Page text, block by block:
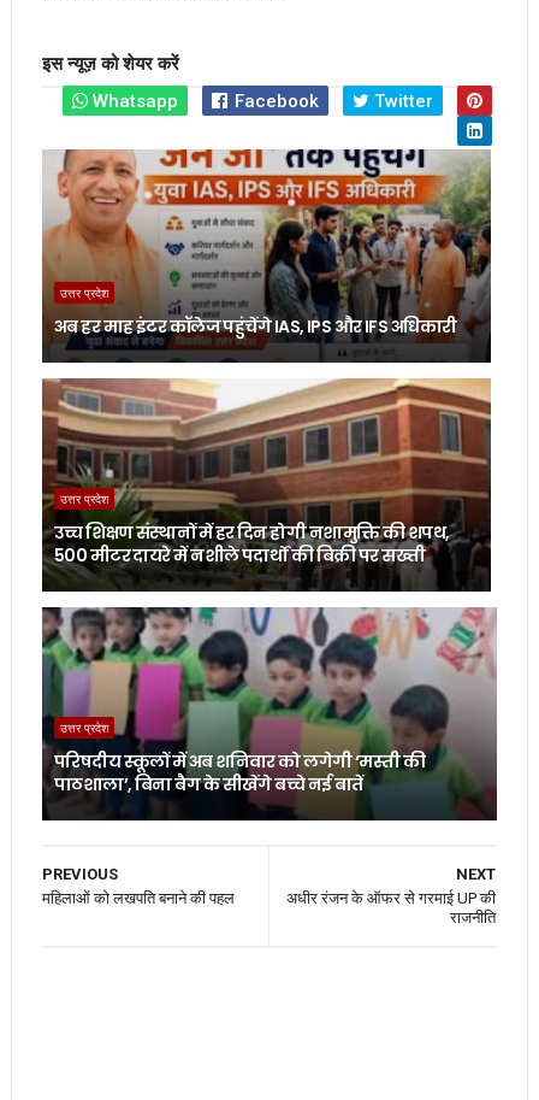
इस न्यूज़ को शेयर करें
Whatsapp
Facebook Twitter
उत्तर प्रदेश
अब हर माह इंटर कॉलेज पहुंचेंगे IAS, IPS और IFS अधिकारी
उत्तर प्रदेश
उच्च शिक्षण संस्थानों में हर दिन होगी नशामुक्ति की शपथ,
500 मीटर दायरे में नशीले पदार्थों की बिक्री पर सख्ती
उत्तर प्रदेश
परिषदीय स्कूलों में अब शनिवार को लगेगी ‘मस्ती की
पाठशाला’, बिना बैग के सीखेंगे बच्चे नई बातें
NEXT
अधीर रंजन के ऑफर से गरमाई UP की
राजनीति
PREVIOUS
महिलाओं को लखपति बनाने की पहल